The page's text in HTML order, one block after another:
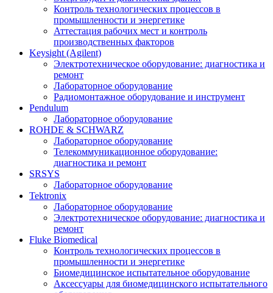
Контроль технологических процессов в
промышленности и энергетике
Аттестация рабочих мест и контроль
производственных факторов
Keysight (Agilent)
Электротехническое оборудование: диагностика и
ремонт
Лабораторное оборудование
Радиомонтажное оборудование и инструмент
Pendulum
Лабораторное оборудование
ROHDE & SCHWARZ
Лабораторное оборудование
Телекоммуникационное оборудование:
диагностика и ремонт
SRSYS
Лабораторное оборудование
Tektronix
Лабораторное оборудование
Электротехническое оборудование: диагностика и
ремонт
Fluke Biomedical
Контроль технологических процессов в
промышленности и энергетике
Биомедицинское испытательное оборудование
Аксессуары для биомедицинского испытательного